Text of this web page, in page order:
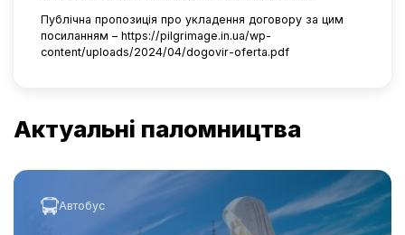
Публічна пропозиція про укладення договору за цим
посиланням – https://pilgrimage.in.ua/wp-
content/uploads/2024/04/dogovir-oferta.pdf
Актуальні паломництва
Автобус